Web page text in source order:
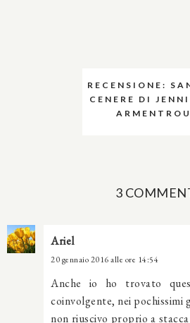
RECENSIONE:
CENERE DI
3
Ariel
20 gennaio 2016 alle ore 14:54
Anche io ho trovato
coinvolgente, nei
non riuscivo proprio a